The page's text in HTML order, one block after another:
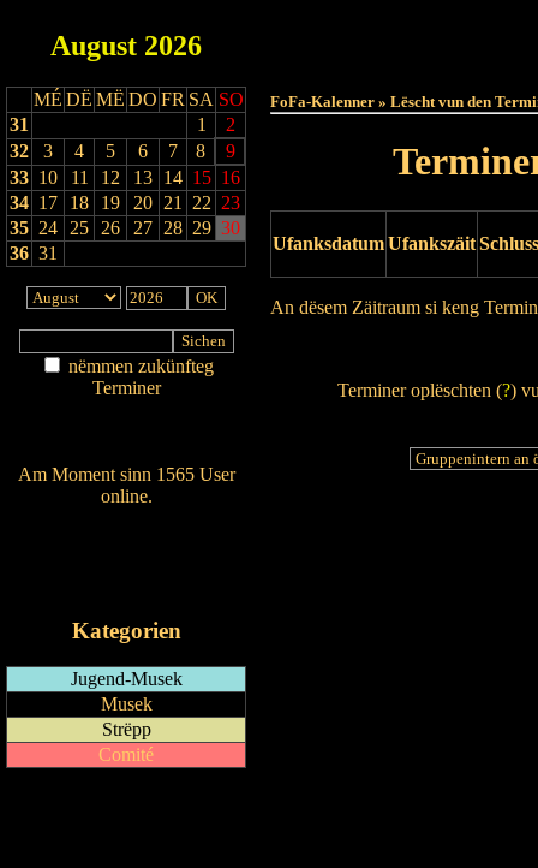
August 2026
MÉ DË MË DO FR SA SO
31
1
2
32
3 4 5 6 7 8
9
33 10 11 12 13 14 15 16
34 17 18 19 20 21 22 23
35 24 25 26 27 28 29 30
36 31
nëmmen zukünfteg
Terminer
Am Moment sinn 1565 User
online.
Kategorien
Jugend-Musek
Musek
Strëpp
Comité
FoFa-Kalenner » Lëscht vun den
UfanksdatumUfankszäit
An dësem Zäitraum si keng
Terminer oplëschten (?)